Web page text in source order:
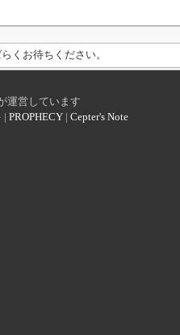
くお待ちください。
運営しています
| PROPHECY | Cepter's Note